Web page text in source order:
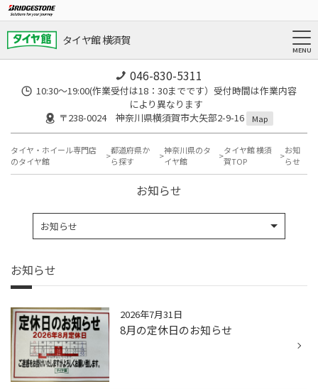
タイヤ館 横須賀
046-830-5311
10:30～19:00(作業受付は18：30までです）受付時間は作業内容
により異なります
〒238-0024 神奈川県横須賀市大矢部2-9-16
Map
タイヤ・ホイール専門店
のタイヤ館
都道府県か
ら探す
神奈川県のタ
イヤ館
タイヤ館 横須
賀TOP
お知
らせ
お知らせ
お知らせ
お知らせ
2026年7月31日
8月の定休日のお知らせ